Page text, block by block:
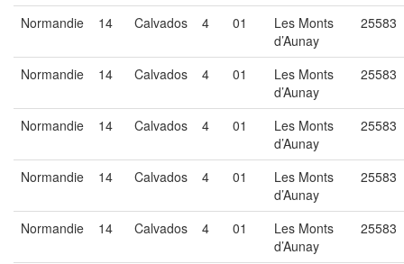
Normandie 14 Calvados 4 01
Les Monts
d’Aunay
25583
Normandie 14 Calvados 4 01
Les Monts
d’Aunay
25583
Normandie 14 Calvados 4 01
Les Monts
d’Aunay
25583
Normandie 14 Calvados 4 01
Les Monts
d’Aunay
25583
Normandie 14 Calvados 4 01
Les Monts
d’Aunay
25583